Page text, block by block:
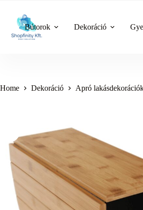
content
Bútorok Dekoráció
Home Dekoráció Apró